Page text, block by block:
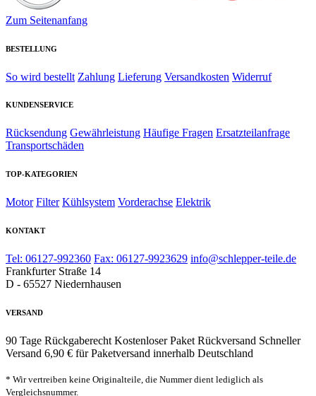
Zum Seitenanfang
BESTELLUNG
So wird bestellt Zahlung Lieferung Versandkosten Widerruf
KUNDENSERVICE
Rücksendung Gewährleistung Häufige Fragen Ersatzteilanfrage
Transportschäden
TOP-KATEGORIEN
Motor Filter Kühlsystem Vorderachse Elektrik
KONTAKT
Tel: 06127-992360 Fax: 06127-9923629 info@schlepper-teile.de
Frankfurter Straße 14
D - 65527 Niedernhausen
VERSAND
90 Tage Rückgaberecht Kostenloser Paket Rückversand Schneller
Versand 6,90 € für Paketversand innerhalb Deutschland
* Wir vertreiben keine Originalteile, die Nummer dient lediglich als
Vergleichsnummer.